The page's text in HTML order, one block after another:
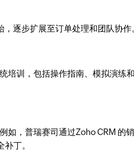
逐步扩展至订单处理和团队协
培训，包括操作指南、模拟演练
如，普瑞赛司通过Zoho CRM
丁。